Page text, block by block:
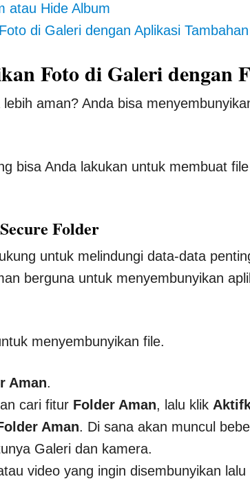
atau Hide Album
di Galeri dengan Aplikasi Tambahan
Foto di Galeri dengan
aman? Anda bisa
bisa Anda lakukan untuk membuat
Folder
untuk melindungi data-data
berguna untuk menyembunyikan
menyembunyikan file.
Aman.
cari fitur Folder Aman, lalu klik
Aman. Di sana akan muncul
Galeri dan kamera.
video yang ingin disembunyikan